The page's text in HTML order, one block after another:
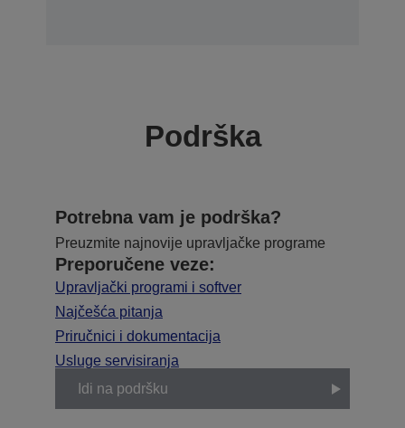
Podrška
Potrebna vam je podrška?
Preuzmite najnovije upravljačke programe
Preporučene veze:
Upravljački programi i softver
Najčešća pitanja
Priručnici i dokumentacija
Usluge servisiranja
Idi na podršku